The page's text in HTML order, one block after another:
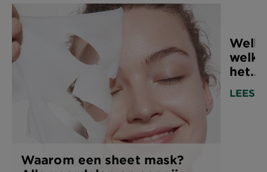
Waarom een sheet mask?
Welk
het...
LEES